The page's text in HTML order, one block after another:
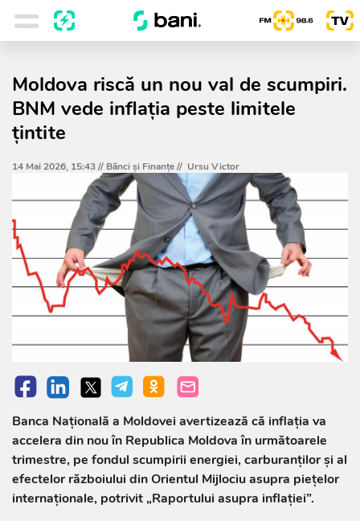
Moldova riscă un nou val de scumpiri.
BNM vede inflația peste limitele
țintite
14 Mai 2026, 15:43 // Bănci şi Finanţe// Ursu Victor
Banca Națională a Moldovei avertizează că inflația va
accelera din nou în Republica Moldova în următoarele
trimestre, pe fondul scumpirii energiei, carburanților și al
efectelor războiului din Orientul Mijlociu asupra piețelor
internaționale, potrivit „Raportului asupra inflației”.